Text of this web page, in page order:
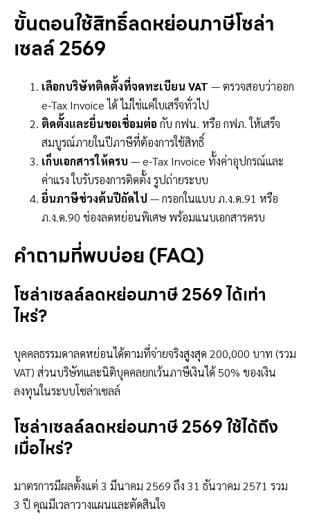
ขั้นตอนใช้สิทธิ์ลดหย่อนภาษีโซล่า
เซลล์ 2569
เลือกบริษัทติดตั้งที่จดทะเบียน VAT — ตรวจสอบว่าออก
e-Tax Invoice ได้ ไม่ใช่แค่ใบเสร็จทั่วไป
ติดตั้งและยื่นขอเชื่อมต่อ กับ กฟน. หรือ กฟภ. ให้เสร็จ
สมบูรณ์ภายในปีภาษีที่ต้องการใช้สิทธิ์
เก็บเอกสารให้ครบ — e-Tax Invoice ทั้งค่าอุปกรณ์และ
ค่าแรง ใบรับรองการติดตั้ง รูปถ่ายระบบ
ยื่นภาษีช่วงต้นปีถัดไป — กรอกในแบบ ภ.ง.ด.91 หรือ
ภ.ง.ด.90 ช่องลดหย่อนพิเศษ พร้อมแนบเอกสารครบ
คำถามที่พบบ่อย (FAQ)
โซล่าเซลล์ลดหย่อนภาษี 2569 ได้เท่า
ไหร่?
บุคคลธรรมดาลดหย่อนได้ตามที่จ่ายจริงสูงสุด 200,000 บาท (รวม
VAT) ส่วนบริษัทและนิติบุคคลยกเว้นภาษีเงินได้ 50% ของเงิน
ลงทุนในระบบโซล่าเซลล์
โซล่าเซลล์ลดหย่อนภาษี 2569 ใช้ได้ถึง
เมื่อไหร่?
มาตรการมีผลตั้งแต่ 3 มีนาคม 2569 ถึง 31 ธันวาคม 2571 รวม
3 ปี คุณมีเวลาวางแผนและตัดสินใจ